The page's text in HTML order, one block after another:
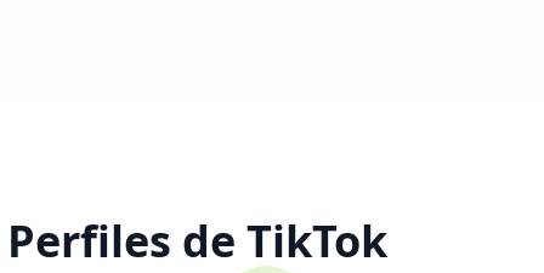
de TikTok